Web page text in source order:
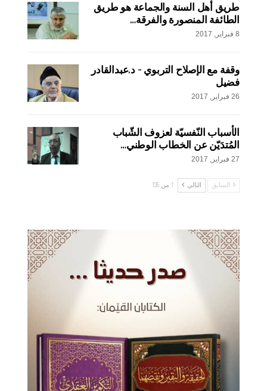
طريق أهل السنة والجماعة هو طريق
الطائفة المنصورة والفرقة…
8 فبراير, 2017
وقفة مع الإصلاح التربوي – د.عبدالقادر
فضيل
26 فبراير, 2017
الأسباب النّفسيّة لعزوف الشّباب
المُتدَيّن عن الخطاب الوطني…
27 فبراير, 2017
السابق التالي 1 من 135